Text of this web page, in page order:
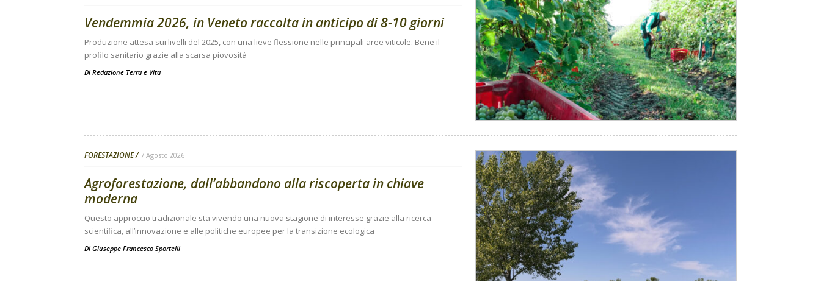
Vendemmia 2026, in Veneto raccolta in anticipo di 8-10 giorni
Produzione attesa sui livelli del 2025, con una lieve flessione nelle principali aree viticole. Bene il
profilo sanitario grazie alla scarsa piovosità
Di Redazione Terra e Vita
FORESTAZIONE 7 Agosto 2026
Agroforestazione, dall’abbandono alla riscoperta in chiave
moderna
Questo approccio tradizionale sta vivendo una nuova stagione di interesse grazie alla ricerca
scientifica, all’innovazione e alle politiche europee per la transizione ecologica
Di Giuseppe Francesco Sportelli